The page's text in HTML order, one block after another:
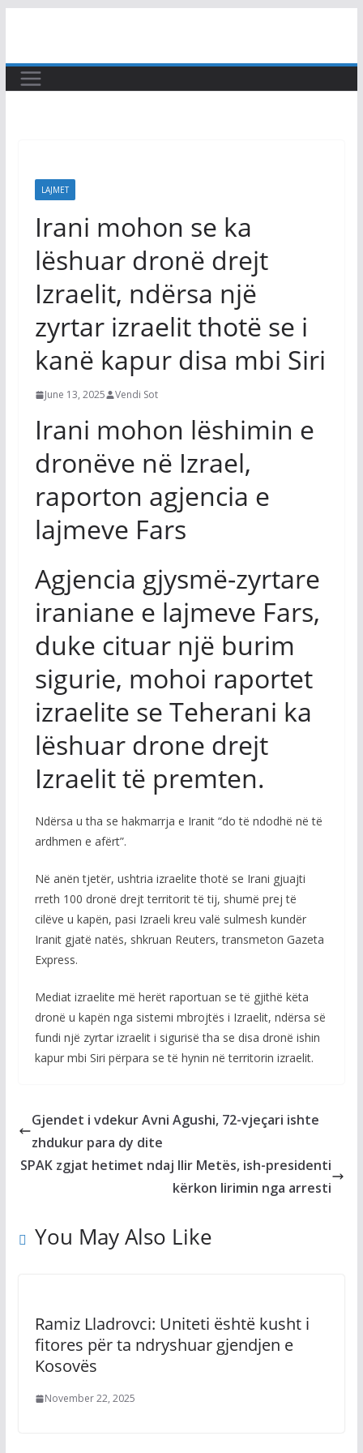
content
LAJMET
Irani mohon se ka
lëshuar dronë drejt
Izraelit, ndërsa një
zyrtar izraelit thotë se i
kanë kapur disa mbi Siri
June 13, 2025 Vendi Sot
Irani mohon lëshimin e
dronëve në Izrael,
raporton agjencia e
lajmeve Fars
Agjencia gjysmë-zyrtare
iraniane e lajmeve Fars,
duke cituar një burim
sigurie, mohoi raportet
izraelite se Teherani ka
lëshuar drone drejt
Izraelit të premten.
Ndërsa u tha se hakmarrja e Iranit “do të ndodhë në të
ardhmen e afërt”.
Në anën tjetër, ushtria izraelite thotë se Irani gjuajti
rreth 100 dronë drejt territorit të tij, shumë prej të
cilëve u kapën, pasi Izraeli kreu valë sulmesh kundër
Iranit gjatë natës, shkruan Reuters, transmeton Gazeta
Express.
Mediat izraelite më herët raportuan se të gjithë këta
dronë u kapën nga sistemi mbrojtës i Izraelit, ndërsa së
fundi një zyrtar izraelit i sigurisë tha se disa dronë ishin
kapur mbi Siri përpara se të hynin në territorin izraelit.
Gjendet i vdekur Avni Agushi, 72-vjeçari ishte
zhdukur para dy dite
SPAK zgjat hetimet ndaj Ilir Metës, ish-presidenti
kërkon lirimin nga arresti
You May Also Like
Ramiz Lladrovci: Uniteti është kusht i
fitores për ta ndryshuar gjendjen e
Kosovës
November 22, 2025